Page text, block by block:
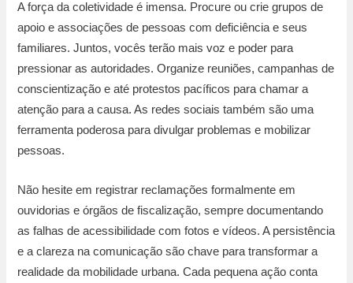
A força da coletividade é imensa. Procure ou crie grupos de
apoio e associações de pessoas com deficiência e seus
familiares. Juntos, vocês terão mais voz e poder para
pressionar as autoridades. Organize reuniões, campanhas de
conscientização e até protestos pacíficos para chamar a
atenção para a causa. As redes sociais também são uma
ferramenta poderosa para divulgar problemas e mobilizar
pessoas.
Não hesite em registrar reclamações formalmente em
ouvidorias e órgãos de fiscalização, sempre documentando
as falhas de acessibilidade com fotos e vídeos. A persistência
e a clareza na comunicação são chave para transformar a
realidade da mobilidade urbana. Cada pequena ação conta